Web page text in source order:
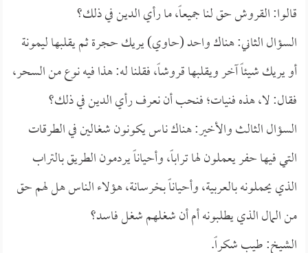
قالوا: القروش حق لنا جميعاً، ما رأي الدين في ذلك؟
السؤال الثاني: هناك واحد (حاوي) يريك حجرة ثم يقلبها ليمونة
أو يريك شيئاً آخر ويقلبها قروشاً، فقلنا له: هذا فيه نوع من السحر،
فقال: لا، هذه فنيات؛ فنحب أن نعرف رأي الدين في ذلك؟
السؤال الثالث والأخير: هناك ناس يكونون شغالين في الطرقات
التي فيها حفر يعملون لها تراباً، وأحياناً يردمون الطريق بالتراب
الذي يحملونه بالعربية، وأحياناً بخرسانة، هؤلاء الناس هل لهم حق
من المال الذي يطلبونه أم أن شغلهم شغل فاسد؟
الشيخ: طيب شكراً.